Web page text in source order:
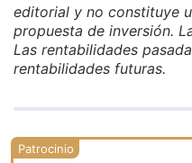
editorial y no constituye
propuesta de inversión.
Las rentabilidades
rentabilidades futuras.